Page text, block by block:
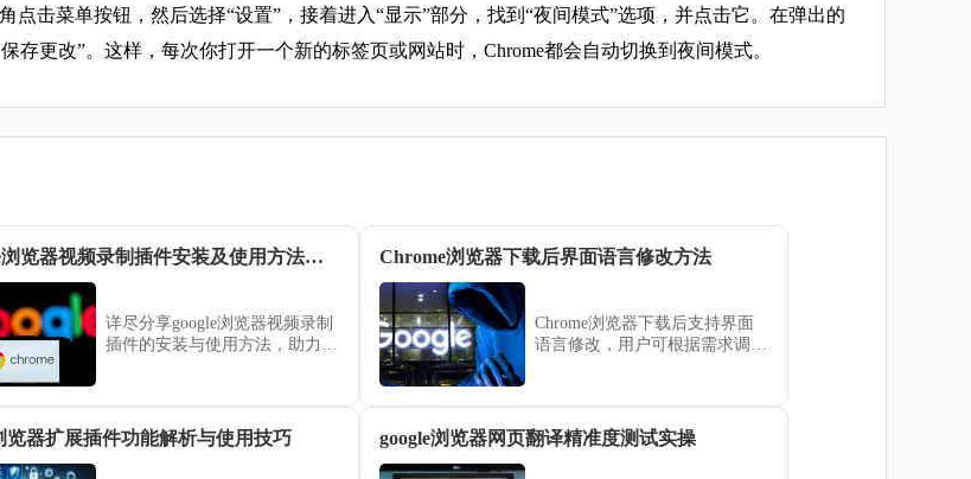
点击菜单按钮，然后选择“设置”，接着进入“显示”部分，找到“夜间模式”选项，并点击它。在弹出的
存更改”。这样，每次你打开一个新的标签页或网站时，Chrome都会自动切换到夜间模式。
google浏览器视频录制插件安装及使用方法详尽教程完整
详尽分享google浏览器视频录制
插件的安装与使用方法，助力用
Chrome浏览器下载后界面语言修改方法
Chrome浏览器下载后支持界面
语言修改，用户可根据需求调整
览器扩展插件功能解析与使用技巧 google浏览器网页翻译精准度测试实操